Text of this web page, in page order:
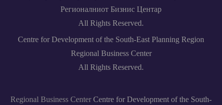
Регионалниот Бизнис Центар
All Rights Reserved.
Centre for Development of the South-East Planning Region
Regional Business Center
All Rights Reserved.
Regional Business Center Centre for Development of the South-